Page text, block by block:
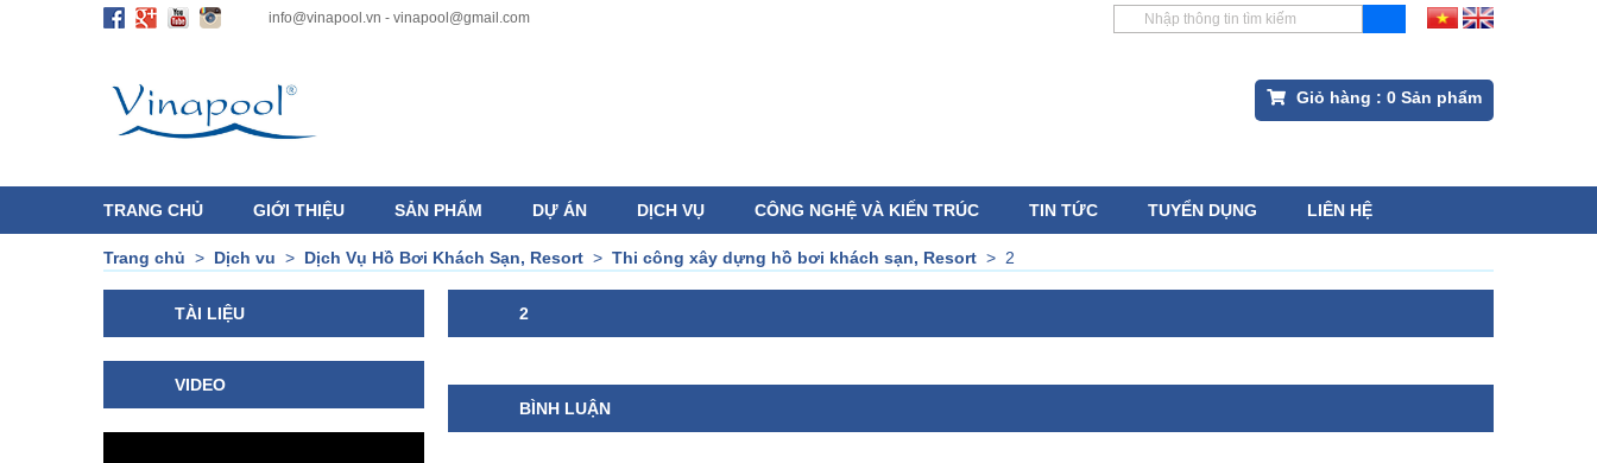
info@vinapool.vn - vinapool@gmail.com
Giỏ hàng : 0 Sản phẩm
TRANG CHỦ GIỚI THIỆU SẢN PHẨM DỰ ÁN DỊCH VỤ CÔNG NGHỆ VÀ KIẾN TRÚC TIN TỨC TUYỂN DỤNG LIÊN HỆ
Trang chủ > Dịch vu > Dịch Vụ Hồ Bơi Khách Sạn, Resort > Thi công xây dựng hồ bơi khách sạn, Resort > 2
TÀI LIỆU
VIDEO
2
BÌNH LUẬN